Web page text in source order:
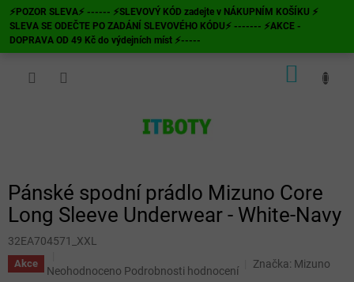
Přejít
na
obsah
⚡POZOR SLEVA⚡ ------ ⚡SLEVOVÝ KÓD zadejte v NÁKUPNÍM KOŠÍKU ⚡
SLEVA SE ODEČTE PO ZADÁNÍ SLEVOVÉHO KÓDU⚡ ------- ⚡AKCE -
DOPRAVA OD 49 Kč do výdejních míst ⚡-----
Pánské spodní prádlo Mizuno Core
Long Sleeve Underwear - White-Navy
32EA704571_XXL
Akce
Průměrné
Neohodnoceno Podrobnosti hodnocení
Značka: Mizuno